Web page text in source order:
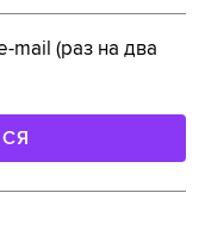
mail (раз на два